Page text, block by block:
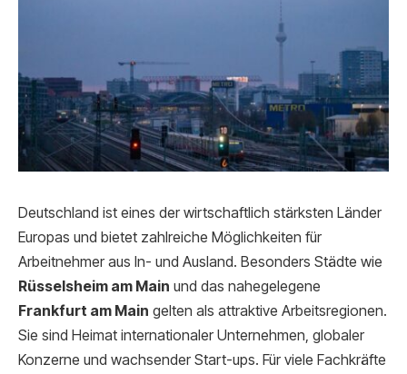
Deutschland ist eines der wirtschaftlich stärksten Länder
Europas und bietet zahlreiche Möglichkeiten für
Arbeitnehmer aus In- und Ausland. Besonders Städte wie
Rüsselsheim am Main und das nahegelegene
Frankfurt am Main gelten als attraktive Arbeitsregionen.
Sie sind Heimat internationaler Unternehmen, globaler
Konzerne und wachsender Start-ups. Für viele Fachkräfte